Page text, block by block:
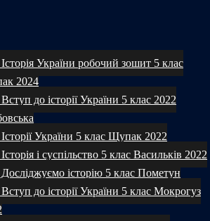
України робочий зошит 5 клас
2024
до історії України 5 клас 2022
України 5 клас Щупак 2022
і суспільство 5 клас Васильків 2022
історію 5 клас Пометун
до історії України 5 клас Мокрогуз